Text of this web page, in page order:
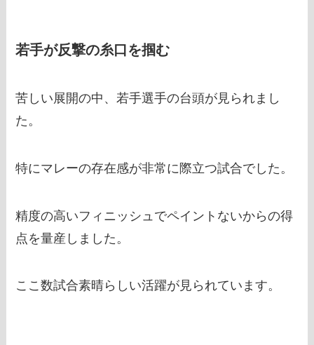
若手が反撃の糸口を掴む
苦しい展開の中、若手選手の台頭が見られまし
た。
特にマレーの存在感が非常に際立つ試合でした。
精度の高いフィニッシュでペイントないからの得
点を量産しました。
ここ数試合素晴らしい活躍が見られています。